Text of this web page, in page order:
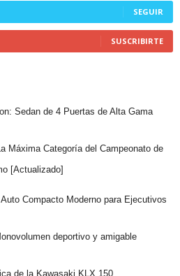
SEGUIR
SUSCRIBIRTE
Sedan de 4 Puertas de Alta Gama
Máxima Categoría del Campeonato de
[Actualizado]
Compacto Moderno para Ejecutivos
deportivo y amigable
de la Kawasaki KLX 150